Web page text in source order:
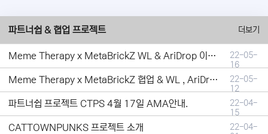
파트너쉽 & 협업 프로젝트 더보기
Meme Therapy x MetaBrickZ WL & AriDrop 이벤트 결과안내!
22-05-
16
Meme Therapy x MetaBrickZ 협업 & WL , AriDrop 이벤트 안내
22-05-
12
파트너쉽 프로젝트 CTPS 4월 17일 AMA안내.
22-04-
15
CATTOWNPUNKS 프로젝트 소개
22-04-